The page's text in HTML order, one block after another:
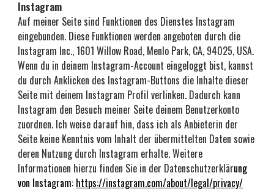
Instagram
Auf meiner Seite sind Funktionen des Dienstes Instagram
eingebunden. Diese Funktionen werden angeboten durch die
Instagram Inc., 1601 Willow Road, Menlo Park, CA, 94025, USA.
Wenn du in deinem Instagram-Account eingeloggt bist, kannst
du durch Anklicken des Instagram-Buttons die Inhalte dieser
Seite mit deinem Instagram Profil verlinken. Dadurch kann
Instagram den Besuch meiner Seite deinem Benutzerkonto
zuordnen. Ich weise darauf hin, dass ich als Anbieterin der
Seite keine Kenntnis vom Inhalt der übermittelten Daten sowie
deren Nutzung durch Instagram erhalte. Weitere
Informationen hierzu finden Sie in der Datenschutzerklärung
von Instagram: https://instagram.com/about/legal/privacy/